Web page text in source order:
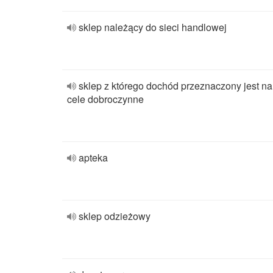
sklep należący do sieci handlowej
sklep z którego dochód przeznaczony jest na
cele dobroczynne
apteka
sklep odzieżowy